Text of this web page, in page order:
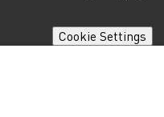
Cookie Settings